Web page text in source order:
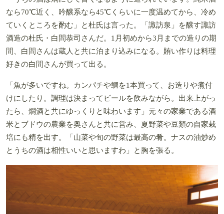
なら70℃近く、吟醸系なら45℃くらいに一度温めてから、冷め
ていくところを酌む」と杜氏は言った。「諏訪泉」を醸す諏訪
酒造の杜氏・白間恭司さんだ。1月初めから3月までの造りの期
間、白間さんは蔵人と共に泊まり込みになる。賄い作りは料理
好きの白間さんが買って出る。
「魚が多いですね。カンパチや鯛を1本買って、お造りや煮付
けにしたり。調理は決まってビールを飲みながら。出来上がっ
たら、燗酒と共にゆっくりと味わいます」元々の家業である酒
米とブドウの農業を奥さんと共に営み、夏野菜や豆類の自家栽
培にも精を出す。「山菜や旬の野菜は最高の肴。ナスの油炒め
とうちの酒は相性いいと思いますわ」と胸を張る。